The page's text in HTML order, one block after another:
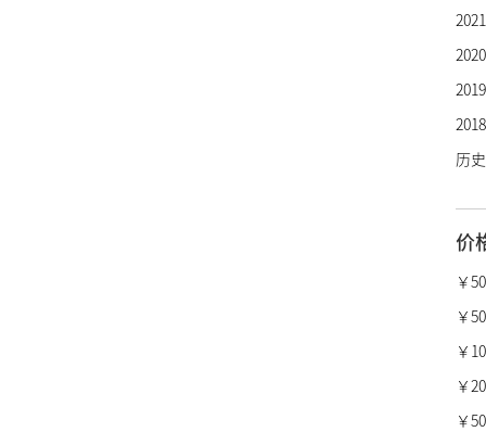
沛
真
柏
宝
梵
昆仑
萧邦
历
价
￥
￥
￥
￥
￥